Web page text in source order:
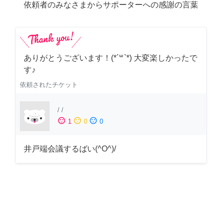
依頼者のみなさまからサポーターへの感謝の言葉
ありがとうございます！(*´꒳`*) 大変楽しかったで
す♪
依頼されたチケット
/ /
sentiment_satisfied 1 sentiment_neutral 0 sentiment_dissatisfied 0
井戸端会議するばい(^O^)/